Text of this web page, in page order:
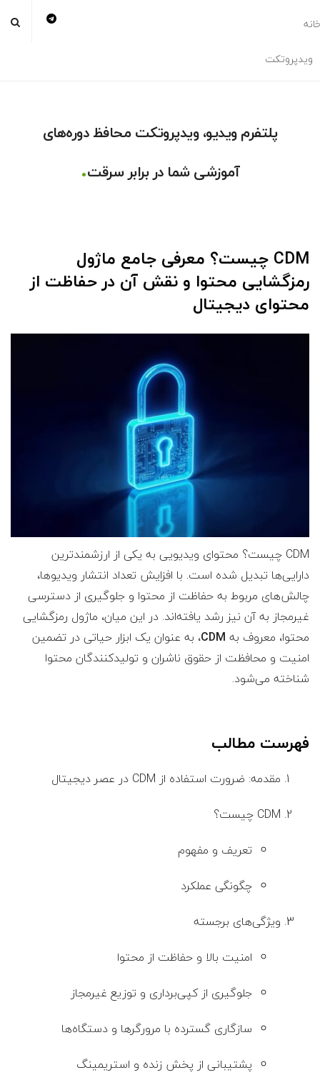
ویدپروتکت
پلتفرم ویدیو، ویدپروتکت محافظ دوره‌های
آموزشی شما در برابر سرقت.
CDM چیست؟ معرفی جامع ماژول
رمزگشایی محتوا و نقش آن در حفاظت از
محتوای دیجیتال
CDM چیست؟ محتوای ویدیویی به یکی از ارزشمندترین
دارایی‌ها تبدیل شده است. با افزایش تعداد انتشار ویدیوها،
چالش‌های مربوط به حفاظت از محتوا و جلوگیری از دسترسی
غیرمجاز به آن نیز رشد یافته‌اند. در این میان، ماژول رمزگشایی
محتوا، معروف به CDM، به عنوان یک ابزار حیاتی در تضمین
امنیت و محافظت از حقوق ناشران و تولیدکنندگان محتوا
شناخته می‌شود.
فهرست مطالب
مقدمه: ضرورت استفاده از CDM در عصر دیجیتال
CDM چیست؟
تعریف و مفهوم
چگونگی عملکرد
ویژگی‌های برجسته
امنیت بالا و حفاظت از محتوا
جلوگیری از کپی‌برداری و توزیع غیرمجاز
سازگاری گسترده با مرورگرها و دستگاه‌ها
پشتیبانی از پخش زنده و استریمینگ